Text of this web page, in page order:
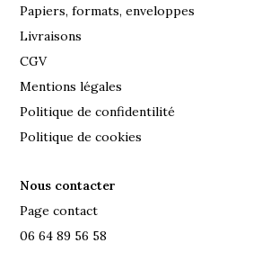
Papiers, formats, enveloppes
Livraisons
CGV
Mentions légales
Politique de confidentilité
Politique de cookies
Nous contacter
Page contact
06 64 89 56 58